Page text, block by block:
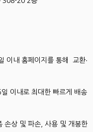
이내 홈페이지를 통해 교환∙
이내로 최대한 빠르게 배송
손상 및 파손, 사용 및 개봉한